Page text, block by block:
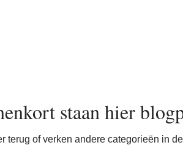
staan hier
terug of verken andere categorieën in